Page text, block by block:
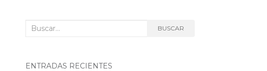
Buscar: BUSCAR
ENTRADAS RECIENTES